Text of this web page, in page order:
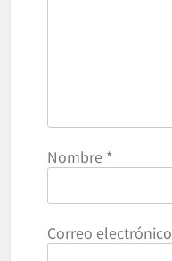
Nombre *
Correo electrónico